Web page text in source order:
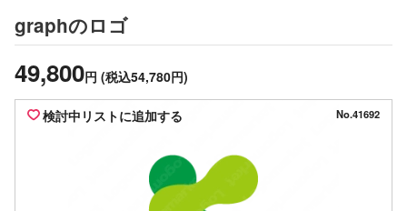
graphのロゴ
49,800円 (税込54,780円)
検討中リストに追加する No.41692